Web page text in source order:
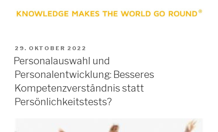
VERÖFFENTLICHT
AM
29. OKTOBER 2022
Personalauswahl und
Personalentwicklung: Besseres
Kompetenzverständnis statt
Persönlichkeitstests?